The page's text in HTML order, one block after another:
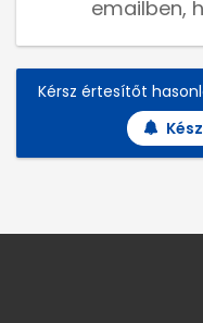
emailben,
Kérsz értesítőt